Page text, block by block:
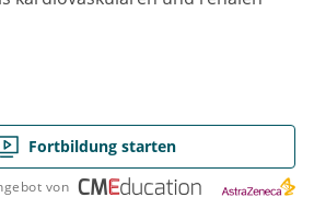
Fortbildung starten
von